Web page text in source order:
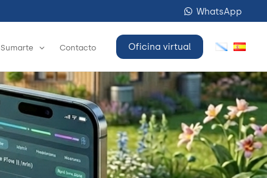
WhatsApp
Sumarte Contacto Oficina virtual